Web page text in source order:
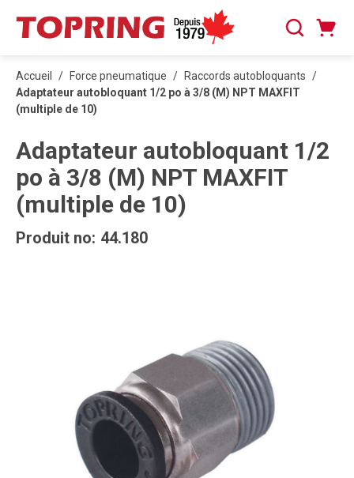
PASSER AU CONTENU PRINCIPAL
Recherche
Accueil / Force pneumatique / Raccords autobloquants /
Adaptateur autobloquant 1/2 po à 3/8 (M) NPT MAXFIT
(multiple de 10)
Adaptateur autobloquant 1/2
po à 3/8 (M) NPT MAXFIT
(multiple de 10)
Produit no: 44.180